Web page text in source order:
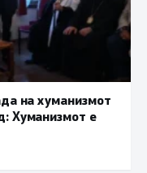
на хуманизмот
Хуманизмот е